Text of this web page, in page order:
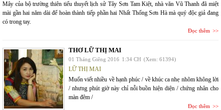
Mây của bộ trường thiên tiểu thuyết lịch sử Tây Sơn Tam Kiệt, nhà văn Vũ Thanh đã miệt
mài gần hai năm dài để hoàn thành tiếp phần hai Nhất Thống Sơn Hà mà quý độc giả đang
có trong tay.
Đọc thêm
THƠ LỮ THỊ MAI
01 Tháng Giêng 2016 1:34 CH (Xem: 61394)
LỮ THỊ MAI
Muốn viết nhiều về hạnh phúc / về khúc ca nhẹ nhõm không lời
/ nhưng phút giờ này chỉ nỗi buồn hiện diện / chứng nhân cho
màn đêm /
Đọc thêm